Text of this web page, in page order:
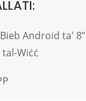
Android ta' 8”
Wiċċ